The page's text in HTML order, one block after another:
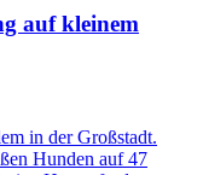
auf kleinem
in der Großstadt.
Hunden auf 47